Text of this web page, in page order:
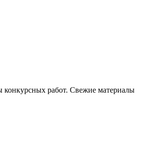
конкурсных работ. Свежие материалы